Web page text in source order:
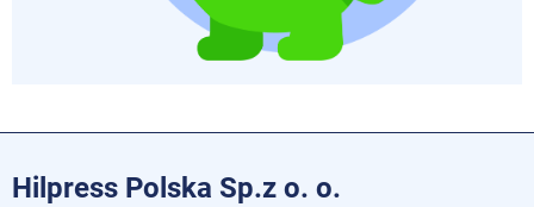
Hilpress Polska Sp.z o. o.